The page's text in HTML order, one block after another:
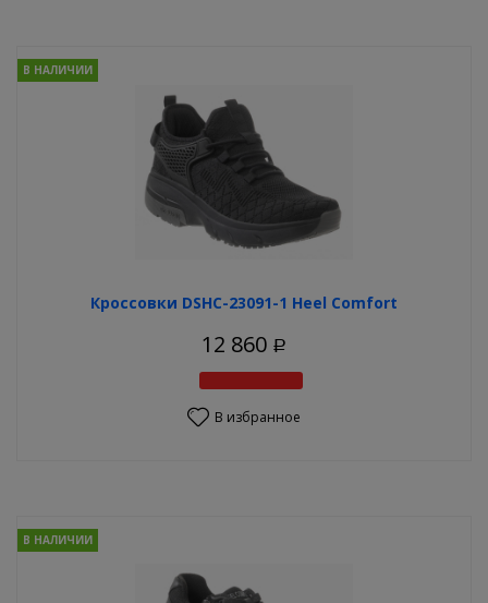
Кроссовки DSHC-23091-1 Heel Comfort
В НАЛИЧИИ
12 860 Р
В избранное
В НАЛИЧИИ